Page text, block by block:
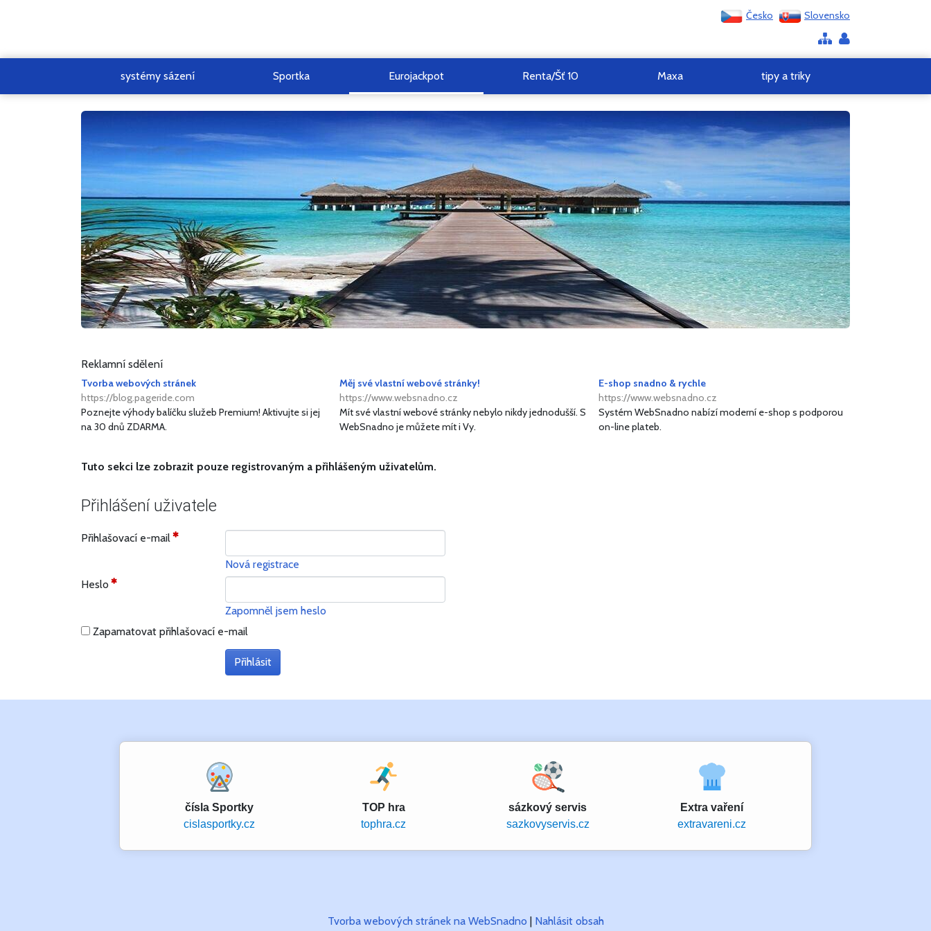
Česko Slovensko
systémy sázení Sportka Eurojackpot Renta/Šť 10 Maxa tipy a triky
Reklamní sdělení
Tvorba webových stránek
https://blog.pageride.com
Poznejte výhody balíčku služeb Premium! Aktivujte si jej
na 30 dnů ZDARMA.
Měj své vlastní webové stránky!
https://www.websnadno.cz
Mít své vlastní webové stránky nebylo nikdy jednodušší. S
WebSnadno je můžete mít i Vy.
E-shop snadno & rychle
https://www.websnadno.cz
Systém WebSnadno nabízí moderní e-shop s podporou
on-line plateb.
Tuto sekci lze zobrazit pouze registrovaným a přihlášeným uživatelům.
Přihlášení uživatele
Přihlašovací e-mail
Nová registrace
Heslo
Zapomněl jsem heslo
Zapamatovat přihlašovací e-mail
čísla Sportky
cislasportky.cz
TOP hra
tophra.cz
sázkový servis
sazkovyservis.cz
Extra vaření
extravareni.cz
Tvorba webových stránek na WebSnadno | Nahlásit obsah